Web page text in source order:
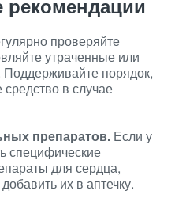
проверяйте
утраченные или
порядок,
в случае
препаратов. Если у
специфические
для сердца,
их в аптечку.